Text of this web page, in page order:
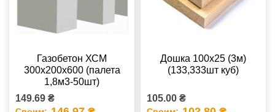
Газобетон ХСМ
300x200x600 (палета
1,8м3-50шт)
149.69 ₴
Дошка 100х25 (3м)
(133,333шт куб)
105.00 ₴